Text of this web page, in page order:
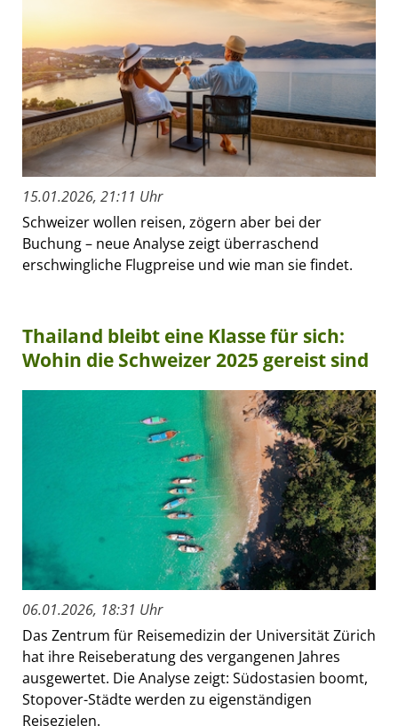
15.01.2026, 21:11 Uhr
Schweizer wollen reisen, zögern aber bei der
Buchung – neue Analyse zeigt überraschend
erschwingliche Flugpreise und wie man sie findet.
Thailand bleibt eine Klasse für sich:
Wohin die Schweizer 2025 gereist sind
06.01.2026, 18:31 Uhr
Das Zentrum für Reisemedizin der Universität Zürich
hat ihre Reiseberatung des vergangenen Jahres
ausgewertet. Die Analyse zeigt: Südostasien boomt,
Stopover-Städte werden zu eigenständigen
Reisezielen.